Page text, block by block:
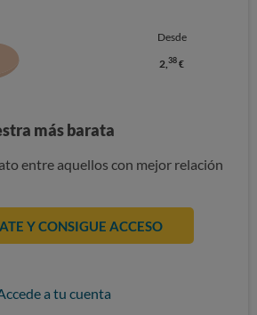
Desde
2,38 €
más barata
entre aquellos con mejor relación
Y CONSIGUE ACCESO
a tu cuenta